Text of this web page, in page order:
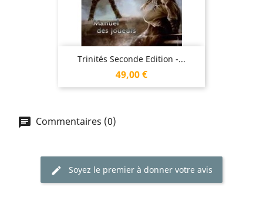
Trinités Seconde Edition -...
Prix
49,00 €
Commentaires (0)
Soyez le premier à donner votre avis